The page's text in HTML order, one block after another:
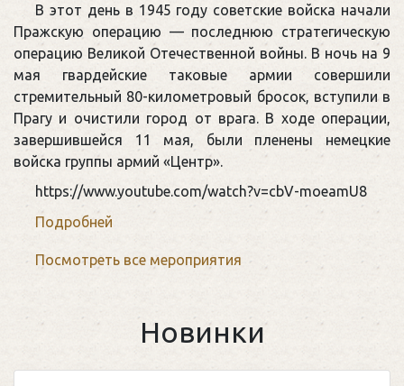
России
В этот день в 1945 году советские войска начали
Пражскую операцию — последнюю стратегическую
операцию Великой Отечественной войны. В ночь на 9
мая гвардейские таковые армии совершили
стремительный 80-километровый бросок, вступили в
Прагу и очистили город от врага. В ходе операции,
завершившейся 11 мая, были пленены немецкие
войска группы армий «Центр».
https://www.youtube.com/watch?v=cbV-moeamU8
Подробней
Посмотреть все мероприятия
Новинки